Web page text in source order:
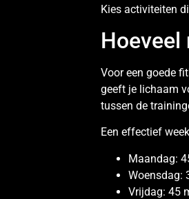
Kies activiteiten
Voor een goede
geeft je lichaam
tussen de
Een effectief
Maandag:
Woensdag:
Vrijdag: 45